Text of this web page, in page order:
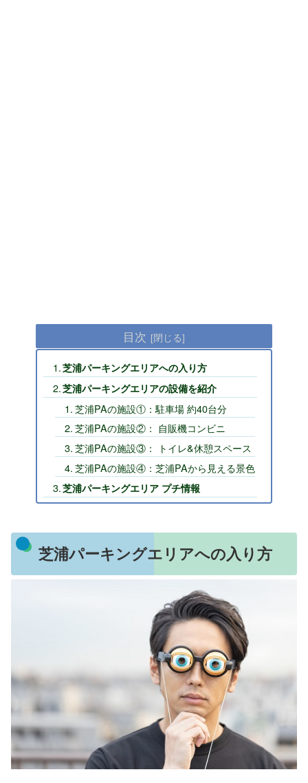
目次
芝浦パーキングエリアへの入り方
芝浦パーキングエリアの設備を紹介
芝浦PAの施設①：駐車場 約40台分
芝浦PAの施設②： 自販機コンビニ
芝浦PAの施設③： トイレ&休憩スペース
芝浦PAの施設④：芝浦PAから見える景色
芝浦パーキングエリア プチ情報
芝浦パーキングエリアへの入り方